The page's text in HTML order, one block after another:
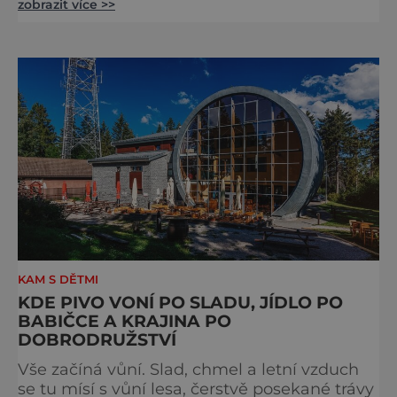
budově zámku se dozvíte více o chovu
některé exponáty připomínají využití koní ve
vojenství, dopravě, honech či dostizích.
[caption id="attachment_74515
zobrazit více >>
KAM S DĚTMI
KDE PIVO VONÍ PO SLADU, JÍDLO PO
BABIČCE A KRAJINA PO
DOBRODRUŽSTVÍ
Vše začíná vůní. Slad, chmel a letní vzduch
se tu mísí s vůní lesa, čerstvě posekané trávy